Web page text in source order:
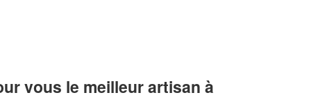
vous le meilleur artisan à